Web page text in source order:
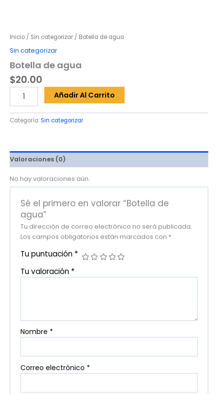
Inicio / Sin categorizar / Botella de agua
Sin categorizar
Botella de agua
$20.00
Botella
agua
cantidad
Añadir Al Carrito
Categoría:Sin categorizar
Valoraciones (0)
No hay valoraciones aún.
Sé el primero en valorar “Botella de
agua”
Tu dirección de correo electrónico no será publicada.
Los campos obligatorios están marcados con *
Tu puntuación *
Tu valoración *
Nombre *
Correo electrónico *